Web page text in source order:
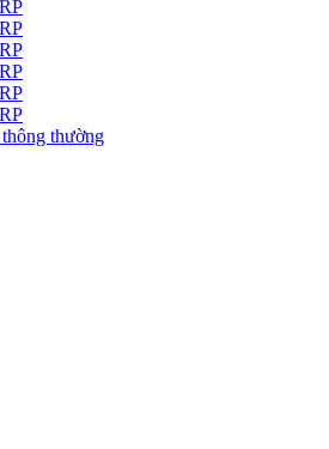
thường